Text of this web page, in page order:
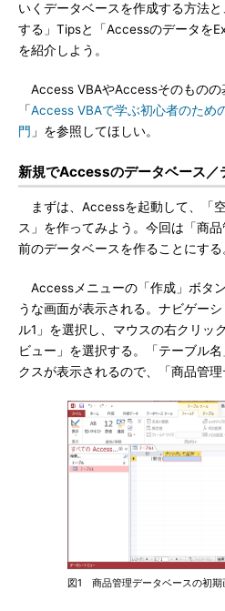
いくデータベースを作成する方法
する」Tipsと「Accessのデータを
を紹介しよう。
Access VBAやAccessそのものの
「Access VBAで学ぶ初心者のため
門 」を参照してほしい。
新規でAccessのデータベース／
まずは、Accessを起動して、「
ス」を作ってみよう。今回は「商
前のデータベースを作ることにする
Accessメニューの「作成」ボタ
うな画面が表示される。ナビゲー
ル1」を選択し、マウスの右クリッ
ビュー」を選択する。「テーブル
クスが表示されるので、「商品管理
図1 商品管理データベースの初期